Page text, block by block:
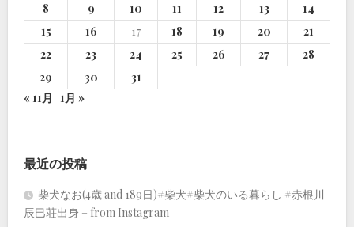
8
9 10 11 12 13
14
15
16 17 18 19 20
21
22
23 24 25 26 27
28
29
30
31
« 11月 1月 »
最近の投稿
柴犬なお(4歳 and 189日)#柴犬#柴犬のいる暮らし #赤根川
辰巳荘出身 – from Instagram